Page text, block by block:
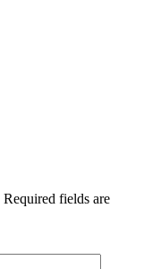
Required fields are